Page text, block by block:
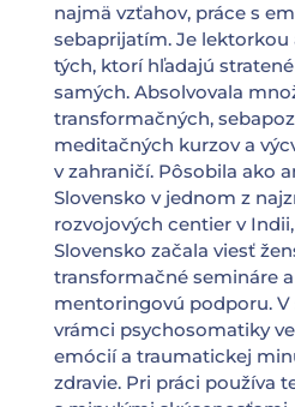
najmä vzťahov, práce s
sebaprijatím. Je
tých, ktorí hľadajú
samých. Absolvovala
transformačných,
meditačných kurzov a
v zahraničí. Pôsobila ako
Slovensko v jednom z
rozvojových centier v
Slovensko začala viesť
transformačné semináre
mentoringovú podporu. V
vrámci psychosomatiky
emócií a traumatickej
zdravie. Pri práci používa